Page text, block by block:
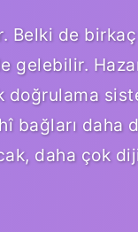
Belki de
gelebilir.
doğrulama
bağları daha
daha çok